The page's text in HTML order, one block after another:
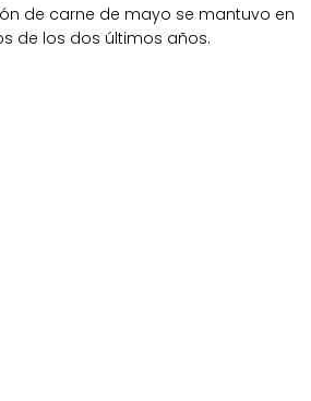
de carne de mayo se mantuvo en
de los dos últimos años.